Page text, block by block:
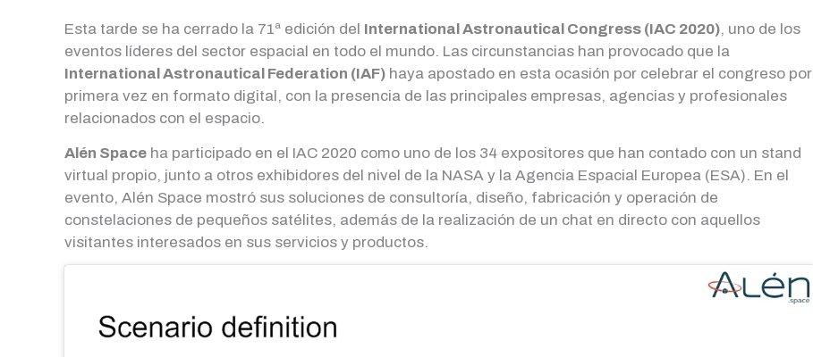
Esta tarde se ha cerrado la 71ª edición del International Astronautical Congress (IAC 2020), uno de los
eventos líderes del sector espacial en todo el mundo. Las circunstancias han provocado que la
International Astronautical Federation (IAF) haya apostado en esta ocasión por celebrar el congreso por
primera vez en formato digital, con la presencia de las principales empresas, agencias y profesionales
relacionados con el espacio.
Alén Space ha participado en el IAC 2020 como uno de los 34 expositores que han contado con un stand
virtual propio, junto a otros exhibidores del nivel de la NASA y la Agencia Espacial Europea (ESA). En el
evento, Alén Space mostró sus soluciones de consultoría, diseño, fabricación y operación de
constelaciones de pequeños satélites, además de la realización de un chat en directo con aquellos
visitantes interesados en sus servicios y productos.